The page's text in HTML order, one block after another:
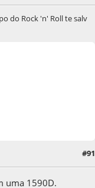
do Rock 'n' Roll te salv
#91
uma 1590D.